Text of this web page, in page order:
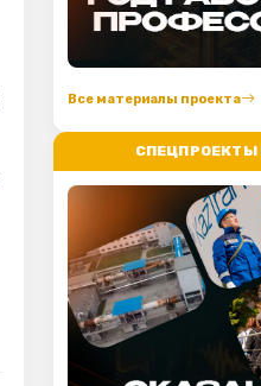
Все материалы проекта
СПЕЦПРОЕКТЫ